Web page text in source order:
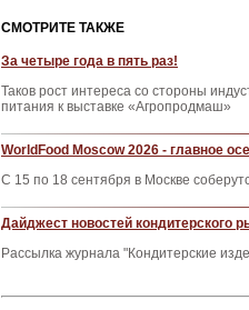
CМОТРИТЕ ТАКЖЕ
За четыре года в пять раз!
Таков рост интереса со стороны
питания к выставке «Агропродмаш»
WorldFood Moscow 2026 - главное
С 15 по 18 сентября в Москве
Дайджест новостей кондитерского
Рассылка журнала "Кондитерские